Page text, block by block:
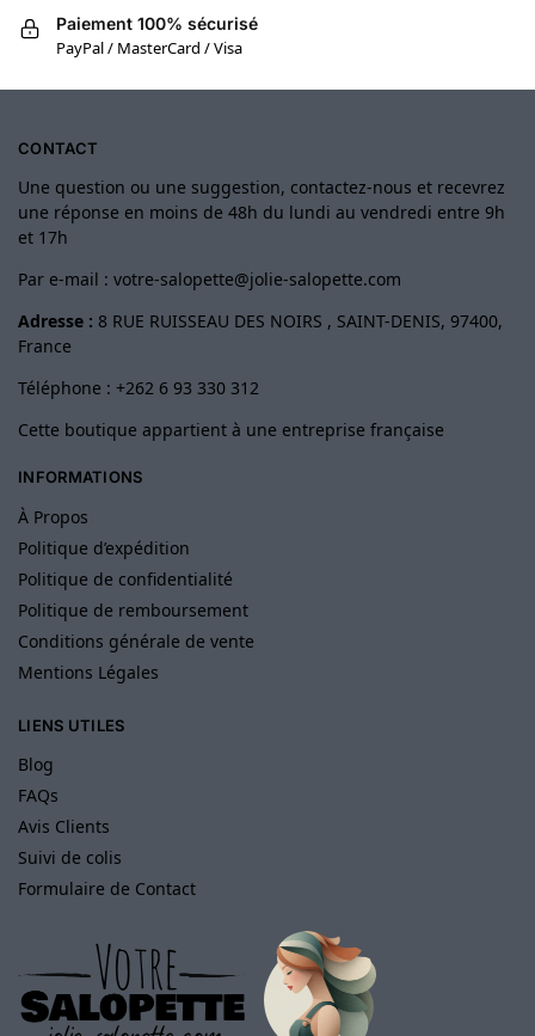
Paiement 100% sécurisé
PayPal / MasterCard / Visa
CONTACT
Une question ou une suggestion, contactez-nous et recevrez
une réponse en moins de 48h du lundi au vendredi entre 9h
et 17h
Par e-mail : votre-salopette@jolie-salopette.com
Adresse : 8 RUE RUISSEAU DES NOIRS , SAINT-DENIS, 97400,
France
Téléphone : +262 6 93 330 312
Cette boutique appartient à une entreprise française
INFORMATIONS
À Propos
Politique d’expédition
Politique de confidentialité
Politique de remboursement
Conditions générale de vente
Mentions Légales
LIENS UTILES
Blog
FAQs
Avis Clients
Suivi de colis
Formulaire de Contact